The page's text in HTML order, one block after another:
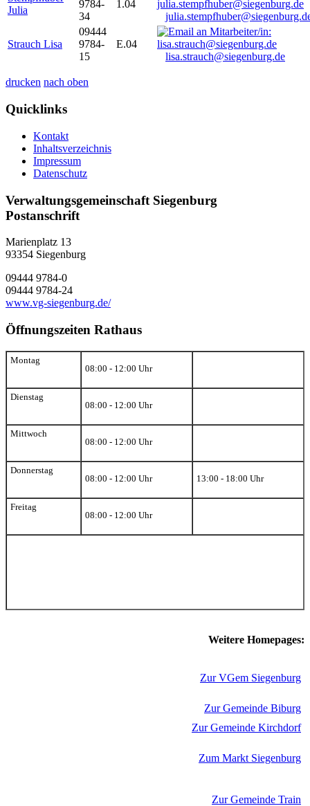
Julia
9784-
34
1.04
Strauch Lisa
09444
9784-
15
E.04
lisa.strauch@siegenburg.de
drucken nach oben
Quicklinks
Kontakt
Inhaltsverzeichnis
Impressum
Datenschutz
Verwaltungsgemeinschaft Siegenburg
Postanschrift
Marienplatz 13
93354 Siegenburg
09444 9784-0
09444 9784-24
www.vg-siegenburg.de/
Öffnungszeiten Rathaus
Montag
08:00 - 12:00 Uhr
Dienstag
08:00 - 12:00 Uhr
Mittwoch
08:00 - 12:00 Uhr
Donnerstag
08:00 - 12:00 Uhr
13:00 - 18:00 Uhr
Freitag
08:00 - 12:00 Uhr
Weitere Homepages:
Zur VGem Siegenburg
Zur Gemeinde Biburg
Zur Gemeinde Kirchdorf
Zum Markt Siegenburg
Zur Gemeinde Train